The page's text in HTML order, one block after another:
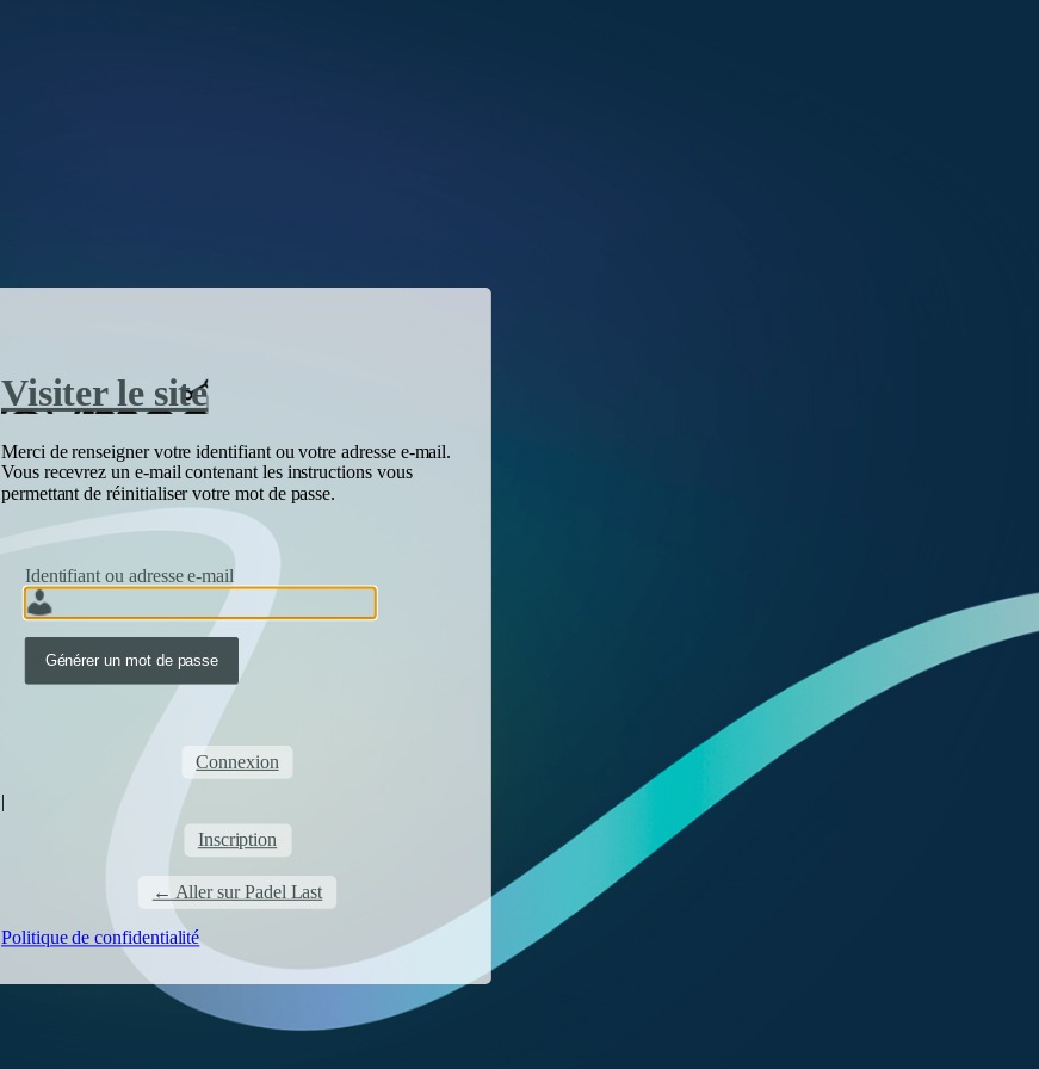
Visiter le site
Merci de renseigner votre identifiant ou votre adresse e-mail.
Vous recevrez un e-mail contenant les instructions vous
permettant de réinitialiser votre mot de passe.
Identifiant ou adresse e-mail
Connexion
|
Inscription
← Aller sur Padel Last
Politique de confidentialité